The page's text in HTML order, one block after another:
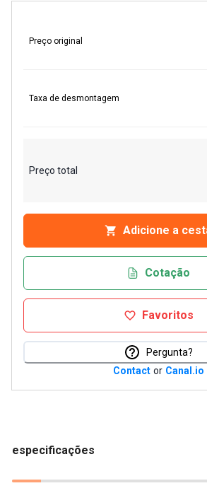
Preço original
Taxa de desmontagem
Preço total
Adicione a
Cotação
Favoritos
Pergunta?
Contact or Canal.io
especificações